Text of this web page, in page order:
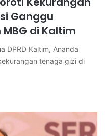
Ganggu
di Kaltim
DPRD Kaltim, Ananda
tenaga gizi di